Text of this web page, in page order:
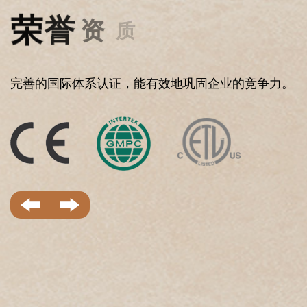
完善的国际体系认证，能有效地巩固企业的竞争力。